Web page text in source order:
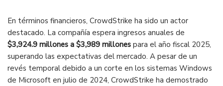
En términos financieros, CrowdStrike ha sido un actor
destacado. La compañía espera ingresos anuales de
$3,924.9 millones a $3,989 millones para el año fiscal 2025,
superando las expectativas del mercado. A pesar de un
revés temporal debido a un corte en los sistemas Windows
de Microsoft en julio de 2024, CrowdStrike ha demostrado